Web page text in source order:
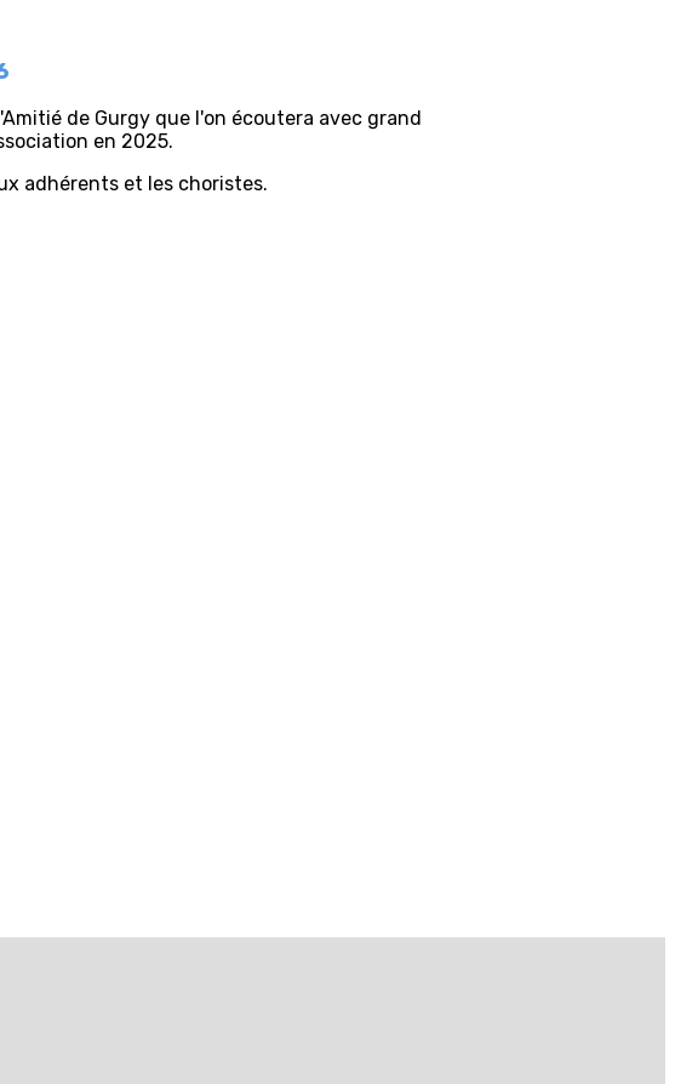
de Gurgy que l'on écoutera avec grand
en 2025.
adhérents et les choristes.